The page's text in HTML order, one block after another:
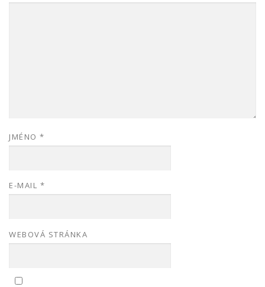
JMÉNO *
E-MAIL *
WEBOVÁ STRÁNKA